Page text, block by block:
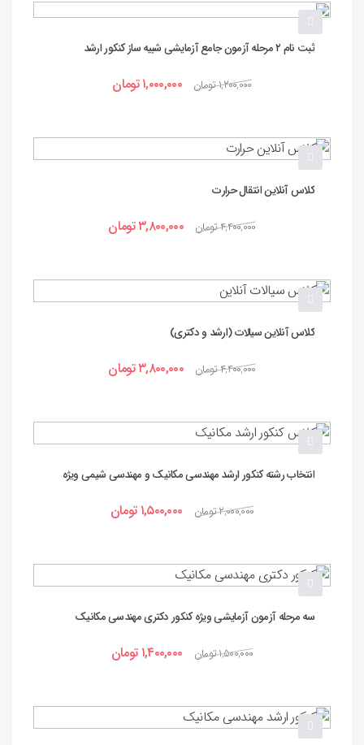
ثبت نام ۲ مرحله آزمون جامع آزمایشی شبیه ساز کنکور ارشد
۱,۲۰۰,۰۰۰تومان ۱,۰۰۰,۰۰۰ تومان
کلاس آنلاین انتقال حرارت
۴,۴۰۰,۰۰۰تومان ۳,۸۰۰,۰۰۰تومان
کلاس آنلاین سیالات (ارشد و دکتری)
۴,۴۰۰,۰۰۰تومان ۳,۸۰۰,۰۰۰تومان
انتخاب رشته کنکور ارشد مهندسی مکانیک و مهندسی شیمی ویژه
۲,۰۰۰,۰۰۰تومان ۱,۵۰۰,۰۰۰ تومان
سه مرحله آزمون آزمایشی ویژه کنکور دکتری مهندسی مکانیک
۱,۵۰۰,۰۰۰تومان ۱,۴۰۰,۰۰۰ تومان